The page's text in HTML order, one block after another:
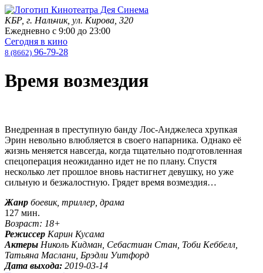
КБР, г. Нальчик, ул. Кирова, 320
Ежедневно с 9:00 до 23:00
Сегодня в кино
8 (8662) 96-79-28
Время возмездия
Внедренная в преступную банду Лос-Анджелеса хрупкая
Эрин невольно влюбляется в своего напарника. Однако её
жизнь меняется навсегда, когда тщательно подготовленная
спецоперация неожиданно идет не по плану. Спустя
несколько лет прошлое вновь настигнет девушку, но уже
сильную и безжалостную. Грядет время возмездия…
Жанр боевик, триллер, драма
127 мин.
Возраст: 18+
Режиссер Карин Кусама
Актеры Николь Кидман, Себастиан Стан, Тоби Кеббелл,
Татьяна Маслани, Брэдли Уитфорд
Дата выхода: 2019-03-14